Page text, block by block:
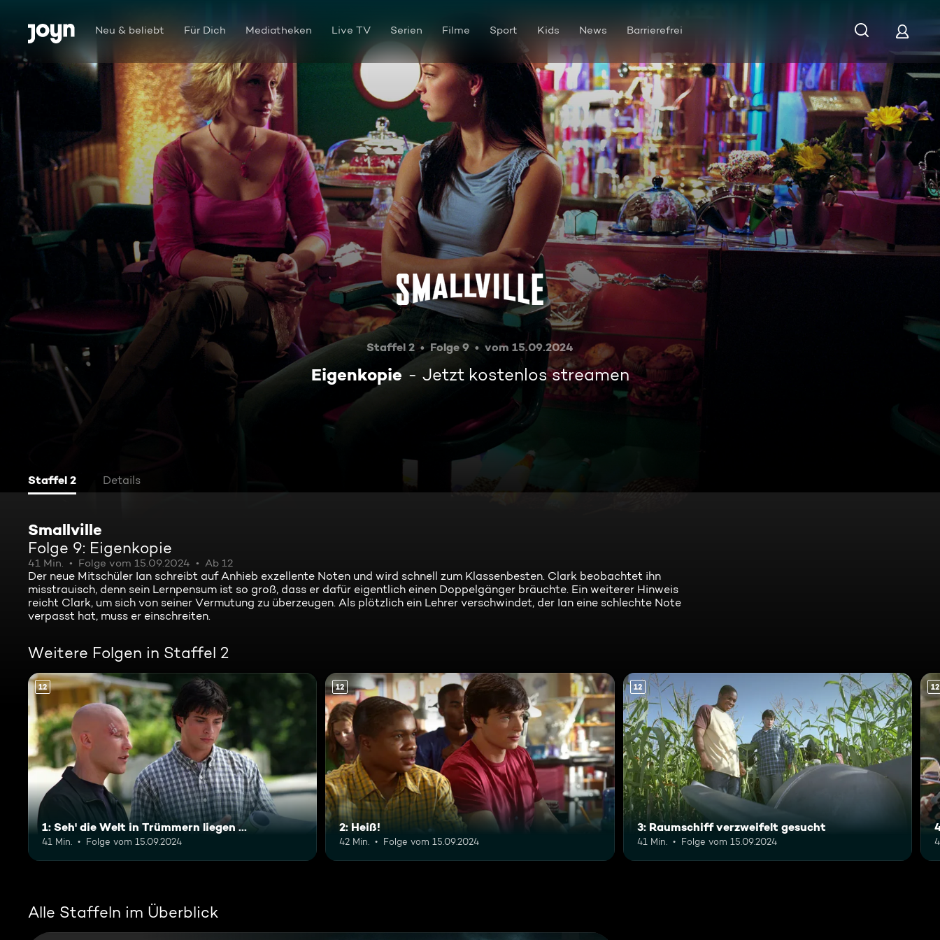
Zum Inhalt springen
Barrierefrei Neu & beliebt Für Dich Mediatheken Live TV Serien Filme Sport Kids News Barrierefrei
Eigenkopie
Staffel 2 Folge 9 vom 15.09.2024
Eigenkopie Jetzt kostenlos streamen
Staffel 2 Details
Smallville
Folge 9: Eigenkopie
41 Min. Folge vom 15.09.2024 Ab 12
Der neue Mitschüler Ian schreibt auf Anhieb exzellente Noten und wird schnell zum Klassenbesten. Clark beobachtet ihn
misstrauisch, denn sein Lernpensum ist so groß, dass er dafür eigentlich einen Doppelgänger bräuchte. Ein weiterer Hinweis
reicht Clark, um sich von seiner Vermutung zu überzeugen. Als plötzlich ein Lehrer verschwindet, der Ian eine schlechte Note
verpasst hat, muss er einschreiten.
Weitere Folgen in Staffel 2
12
1: Seh' die Welt in Trümmern liegen ...
41 Min. Folge vom 15.09.2024
12
2: Heiß!
42 Min. Folge vom 15.09.2024
12
3: Raumschiff verzweifelt gesucht
41 Min. Folge vom 15.09.2024
12
Alle Staffeln im Überblick